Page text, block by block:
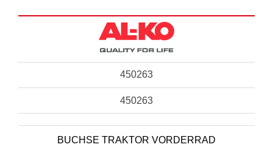
450263
450263
BUCHSE TRAKTOR VORDERRAD